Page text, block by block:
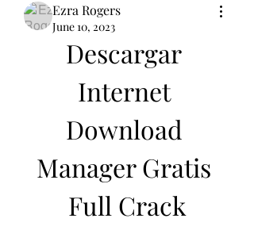
Ezra Rogers
June 10, 2023
Descargar
Internet
Download
Manager Gratis
Full Crack